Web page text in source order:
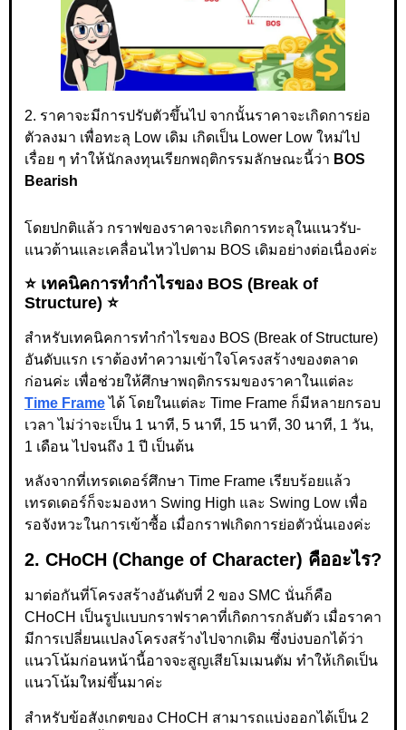
2. ราคาจะมีการปรับตัวขึ้นไป จากนั้นราคาจะเกิดการย่อ
ตัวลงมา เพื่อทะลุ Low เดิม เกิดเป็น Lower Low ใหม่ไป
เรื่อย ๆ ทำให้นักลงทุนเรียกพฤติกรรมลักษณะนี้ว่า BOS
Bearish
โดยปกติแล้ว กราฟของราคาจะเกิดการทะลุในแนวรับ-
แนวต้านและเคลื่อนไหวไปตาม BOS เดิมอย่างต่อเนื่องค่ะ
⭐ เทคนิคการทำกำไรของ BOS (Break of
Structure) ⭐
สำหรับเทคนิคการทำกำไรของ BOS (Break of Structure)
อันดับแรก เราต้องทำความเข้าใจโครงสร้างของตลาด
ก่อนค่ะ เพื่อช่วยให้ศึกษาพฤติกรรมของราคาในแต่ละ
Time Frameได้ โดยในแต่ละ Time Frame ก็มีหลายกรอบ
เวลา ไม่ว่าจะเป็น 1 นาที, 5 นาที, 15 นาที, 30 นาที, 1 วัน,
1 เดือน ไปจนถึง 1 ปี เป็นต้น
หลังจากที่เทรดเดอร์ศึกษา Time Frame เรียบร้อยแล้ว
เทรดเดอร์ก็จะมองหา Swing High และ Swing Low เพื่อ
รอจังหวะในการเข้าซื้อ เมื่อกราฟเกิดการย่อตัวนั่นเองค่ะ
2. CHoCH (Change of Character) คืออะไร?
มาต่อกันที่โครงสร้างอันดับที่ 2 ของ SMC นั่นก็คือ
CHoCH เป็นรูปแบบกราฟราคาที่เกิดการกลับตัว เมื่อราคา
มีการเปลี่ยนแปลงโครงสร้างไปจากเดิม ซึ่งบ่งบอกได้ว่า
แนวโน้มก่อนหน้านี้อาจจะสูญเสียโมเมนตัม ทำให้เกิดเป็น
แนวโน้มใหม่ขึ้นมาค่ะ
สำหรับข้อสังเกตของ CHoCH สามารถแบ่งออกได้เป็น 2